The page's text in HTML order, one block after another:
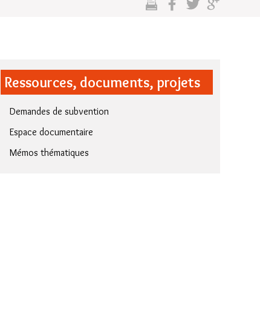
pagefacebook
twittergoogle
Ressources, documents, projets
Demandes de subvention
Espace documentaire
Mémos thématiques